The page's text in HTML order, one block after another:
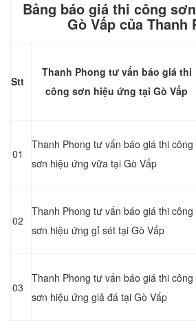
Bảng báo giá thi công
Gò Vấp của Thanh
Stt
Thanh Phong tư vấn báo giá thi
công sơn hiệu ứng tại Gò Vấp
01
Thanh Phong tư vấn báo giá thi công
sơn hiệu ứng vữa tại Gò Vấp
02
Thanh Phong tư vấn báo giá thi công
sơn hiệu ứng gỉ sét tại Gò Vấp
03
Thanh Phong tư vấn báo giá thi công
sơn hiệu ứng giả đá tại Gò Vấp